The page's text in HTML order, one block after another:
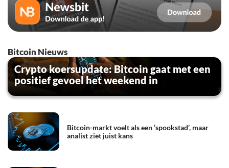
Bitcoin Nieuws
Crypto koersupdate: Bitcoin gaat met een
positief gevoel het weekend in
Bitcoin-markt voelt als een ‘spookstad’, maar
analist ziet juist kans